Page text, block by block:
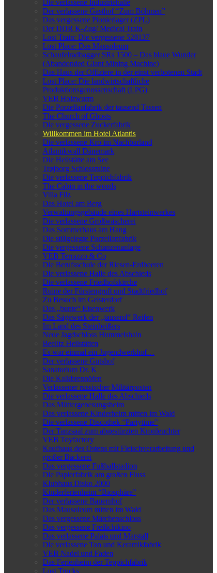
Die verlassene Industriehalle
Der verlassene Gasthof “Zum Böhmen”
Das vergessene Pionierlager (ZPL)
Der DDR K-Zug/ Medical Train
Lost Train: Die vergessene 528137
Lost Place: Das Mausoleum
Schaufelradbagger SRs 1500 – Das blaue Wunder
(Abandonded Giant Mining Machine)
Das Haus der Offiziere in der einst verbotenen Stadt
Lost Place: Die landwirtschaftliche
Produktionsgenossenschaft (LPG)
VEB Holzwurm
Die Porzellanfabrik der tausend Tassen
The Church of Ghosts
Die vergessene Zuckerfabrik
Willkommen im Hotel Atlantis
Die verlassene Kro im Nachbarland
Atlantikwall Dänemark
Die Heilstätte am See
Trøjborg Schlossruine
Die verlassene Teppichfabrik
The Cabin in the woods
Villa Filz
Das Hotel am Berg
Verwaltungsgebäude eines Hartsteinwerkes
Die verlassene Großwäscherei
Das Sommerhaus am Hang
Die stillgelegte Porzellanfabrik
Die vergessene Schanzenanlage
VEB Terrazzo & Co
Die Berufsschule der Riesen-Erdbeeren
Die verlassene Halle des Abschieds
Die verlassene Friedhofskirche
Ruine der Fürstengruft und Stadtfriedhof
Zu Besuch im Geisterdorf
Das „bunte“ Eisenwerk
Das Sägewerk der „tausend“ Reifen
Im Land des Steinbeißers
Neue Jagdschloss Hummelshain
Beelitz Heilstätten
Es war einmal ein Jugendwerkhof…
Der verlassene Gutshof
Sanatorium Dr. K
Die Kalkbrennöfen
Verlassener russischer Militärposten
Die verlassene Halle des Abschieds
Das Müttergenesungsheim
Das verlassene Kinderheim mitten im Wald
Die verlassene Discothek “Partytime”
Der Tanzsaal zum abgestürzten Kronleuchter
VEB Toyfactory
Kaufhaus des Ostens mit Fleischverarbeitung und
großer Bäckerei
Das vergessene Fußballstadion
Die Papierfabrik am großen Fluss
Klubhaus Disko 2000
Kinderferienheim “Biosphäre”
Der verlassene Bauernhof
Das Mausoleum mitten im Wald
Das vergessene Märchenschloss
Das vergessene Freilichtkino
Das verlassene Palais und Marstall
Die verlassene Ton und Keramikfabrik
VEB Nadel und Faden
Das Ferienheim der Teppichfabrik
Lost Trucks